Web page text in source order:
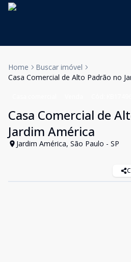
Home
Buscar imóvel
Casa Comercial de Alto Padrão no
Casa Comercial de
Jardim América
Jardim América, São Paulo - SP